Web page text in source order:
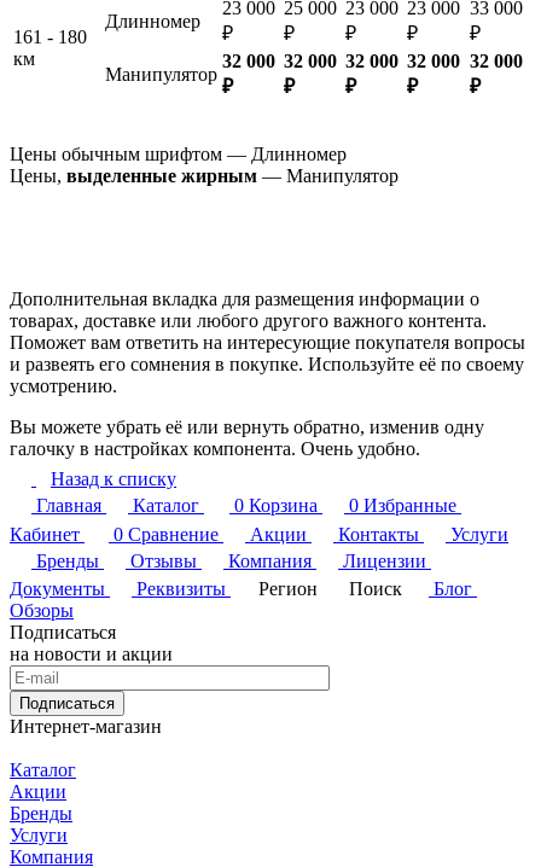
161 - 180
км
Длинномер
23 000
₽
25 000
₽
23 000
₽
23 000
₽
33 000
₽
Манипулятор
32 000
₽
32 000
₽
32 000
₽
32 000
₽
32 000
₽
Цены обычным шрифтом — Длинномер
Цены, выделенные жирным — Манипулятор
Дополнительная вкладка для размещения информации о
товарах, доставке или любого другого важного контента.
Поможет вам ответить на интересующие покупателя вопросы
и развеять его сомнения в покупке. Используйте её по своему
усмотрению.
Вы можете убрать её или вернуть обратно, изменив одну
галочку в настройках компонента. Очень удобно.
Назад к списку
Главная
Каталог 0 Корзина 0 Избранные
Кабинет
0 Сравнение Акции Контакты
Услуги
Бренды
Отзывы Компания
Лицензии
Документы
Реквизиты Регион Поиск
Блог
Обзоры
Подписаться
на новости и акции
Подписаться
Интернет-магазин
Каталог
Акции
Бренды
Услуги
Компания